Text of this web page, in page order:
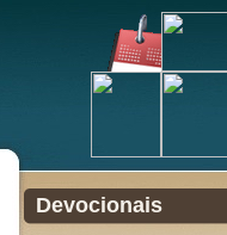
Devocionais